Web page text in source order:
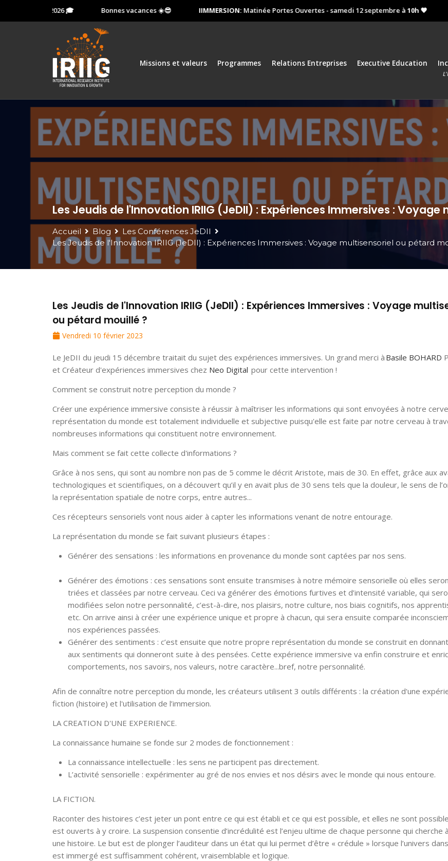
octobre 2026 🎓 Bonnes vacances ☀️😎 IIMMERSION:Matinée Portes Ouvertes - samedi 12 septembre à10h 🧡
Missions et valeurs Programmes Relations Entreprises Executive Education
Les Jeudis de l'Innovation IRIIG (JeDII) : Expériences Immersives :
Accueil Blog
Les Conférences JeDII
Les Jeudis de l'Innovation IRIIG (JeDII) : Expériences Immersives : Voyage multisensoriel ou pétard
Les Jeudis de l'Innovation IRIIG (JeDII) : Expériences Immersives : Voyage
ou pétard mouillé ?
Vendredi 10 février 2023
Le JeDII du jeudi 15 décembre traitait du sujet des expériences immersives. Un grand merci à Basile BOHARD
et Créateur d'expériences immersives chez Neo Digital pour cette intervention !
Comment se construit notre perception du monde ?
Créer une expérience immersive consiste à réussir à maîtriser les informations qui sont envoyées à notre
représentation du monde est totalement individuelle et subjective puisqu'elle est faite par notre cerveau à
nombreuses informations qui constituent notre environnement.
Mais comment se fait cette collecte d'informations ?
Grâce à nos sens, qui sont au nombre non pas de 5 comme le décrit Aristote, mais de 30. En effet, grâce aux
technologiques et scientifiques, on a découvert qu’il y en avait plus de 30 sens tels que la douleur, le sens de
la représentation spatiale de notre corps, entre autres...
Ces récepteurs sensoriels vont nous aider à capter les informations venant de notre entourage.
La représentation du monde se fait suivant plusieurs étapes :
Générer des sensations : les informations en provenance du monde sont captées par nos sens.
Générer des émotions : ces sensations sont ensuite transmises à notre mémoire sensorielle où elles
triées et classées par notre cerveau. Ceci va générer des émotions furtives et d’intensité variable, qui
modifiées selon notre personnalité, c’est-à-dire, nos plaisirs, notre culture, nos biais cognitifs, nos
etc. On arrive ainsi à créer une expérience unique et propre à chacun, qui sera ensuite comparée
nos expériences passées.
Générer des sentiments : c’est ensuite que notre propre représentation du monde se construit en
aux sentiments qui donneront suite à des pensées. Cette expérience immersive va enfin construire et
comportements, nos savoirs, nos valeurs, notre caractère...bref, notre personnalité.
Afin de connaître notre perception du monde, les créateurs utilisent 3 outils différents : la création d'une
fiction (histoire) et l'utilisation de l’immersion.
LA CREATION D'UNE EXPERIENCE.
La connaissance humaine se fonde sur 2 modes de fonctionnement :
La connaissance intellectuelle : les sens ne participent pas directement.
L’activité sensorielle : expérimenter au gré de nos envies et nos désirs avec le monde qui nous entoure.
LA FICTION.
Raconter des histoires c’est jeter un pont entre ce qui est établi et ce qui est possible, et elles ne sont
est ouverts à y croire. La suspension consentie d’incrédulité est l’enjeu ultime de chaque personne qui cherche
une histoire. Le but est de plonger l’auditeur dans un état qui lui permet d’être « crédule » lorsque l’univers
est immergé est suffisamment cohérent, vraisemblable et logique.